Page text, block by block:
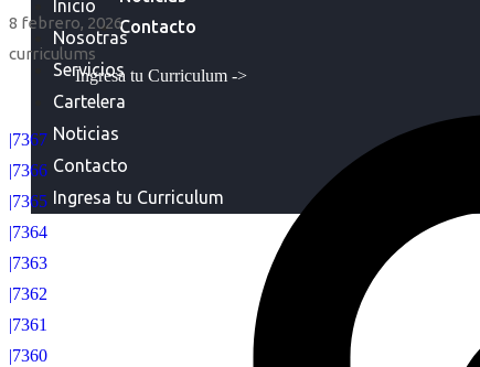
Contacto
Ingresa tu Curriculum ->
Inicio
Nosotras
Servicios
Cartelera
Noticias
Contacto
Ingresa tu Curriculum
8 febrero, 2026
curriculums
|7367
|7366
|7365
|7364
|7363
|7362
|7361
|7360